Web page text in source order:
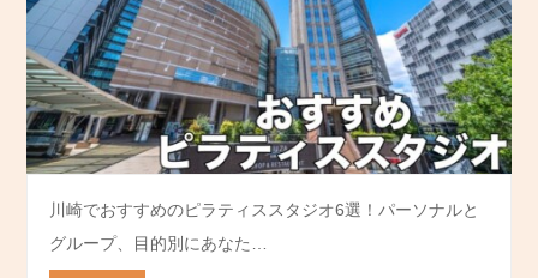
川崎でおすすめのピラティススタジオ6選！パーソナルと
グループ、目的別にあなた…